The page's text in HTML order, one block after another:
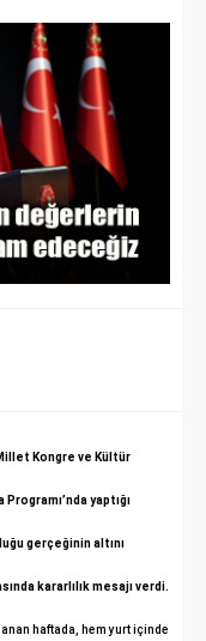
Kongre ve Kültür
yaptığı
gerçeğinin altını
kararlılık mesajı verdi.
haftada, hem yurt içinde